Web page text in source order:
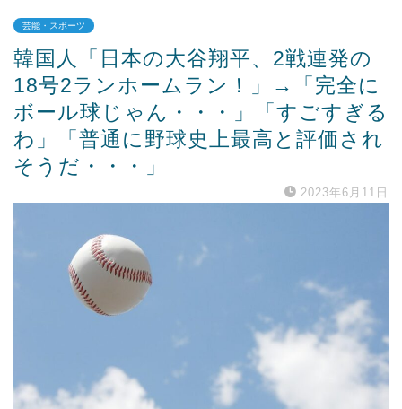
Powered by livedoor 相互RSS
芸能・スポーツ
韓国人「日本の大谷翔平、2戦連発の
18号2ランホームラン！」→「完全に
ボール球じゃん・・・」「すごすぎる
わ」「普通に野球史上最高と評価され
そうだ・・・」
2023年6月11日